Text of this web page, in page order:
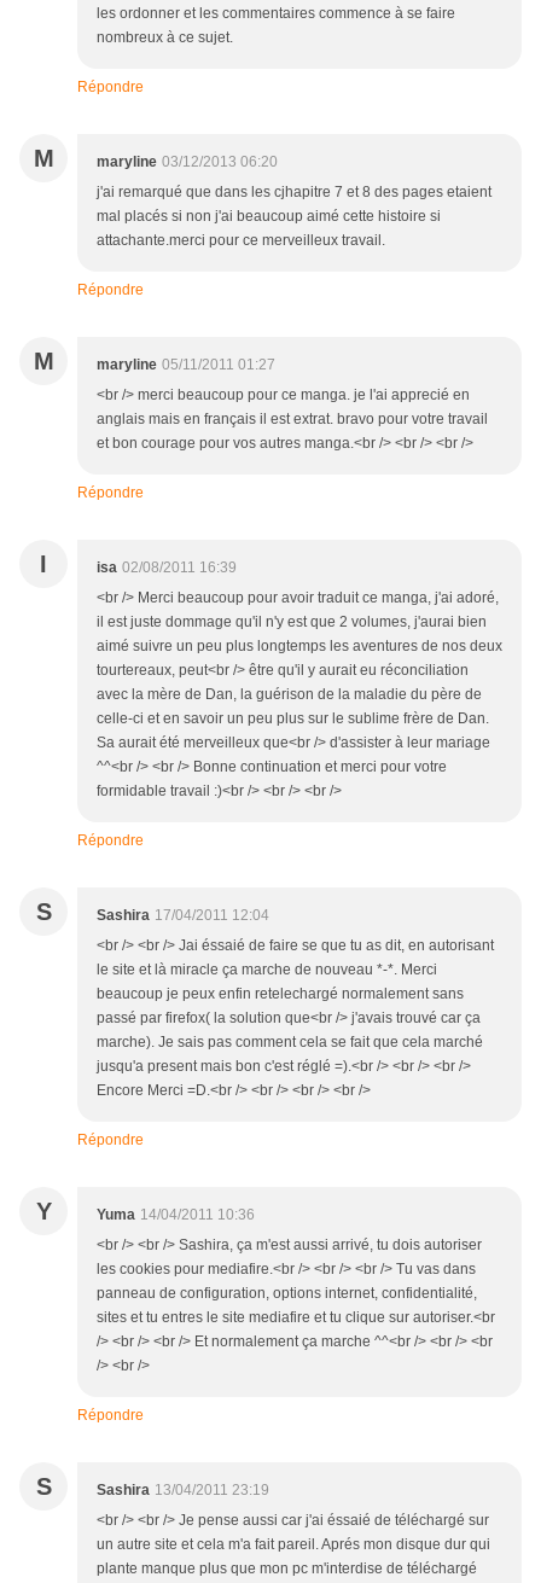
les ordonner et les commentaires commence à se faire
nombreux à ce sujet.
Répondre
M maryline 03/12/2013 06:20
j'ai remarqué que dans les cjhapitre 7 et 8 des pages etaient
mal placés si non j'ai beaucoup aimé cette histoire si
attachante.merci pour ce merveilleux travail.
Répondre
M maryline 05/11/2011 01:27
<br /> merci beaucoup pour ce manga. je l'ai apprecié en
anglais mais en français il est extrat. bravo pour votre travail
et bon courage pour vos autres manga.<br /> <br /> <br />
Répondre
I isa 02/08/2011 16:39
<br /> Merci beaucoup pour avoir traduit ce manga, j'ai adoré,
il est juste dommage qu'il n'y est que 2 volumes, j'aurai bien
aimé suivre un peu plus longtemps les aventures de nos deux
tourtereaux, peut<br /> être qu'il y aurait eu réconciliation
avec la mère de Dan, la guérison de la maladie du père de
celle-ci et en savoir un peu plus sur le sublime frère de Dan.
Sa aurait été merveilleux que<br /> d'assister à leur mariage
^^<br /> <br /> Bonne continuation et merci pour votre
formidable travail :)<br /> <br /> <br />
Répondre
S Sashira 17/04/2011 12:04
<br /> <br /> Jai éssaié de faire se que tu as dit, en autorisant
le site et là miracle ça marche de nouveau *-*. Merci
beaucoup je peux enfin retelechargé normalement sans
passé par firefox( la solution que<br /> j'avais trouvé car ça
marche). Je sais pas comment cela se fait que cela marché
jusqu'a present mais bon c'est réglé =).<br /> <br /> <br />
Encore Merci =D.<br /> <br /> <br /> <br />
Répondre
Y Yuma 14/04/2011 10:36
<br /> <br /> Sashira, ça m'est aussi arrivé, tu dois autoriser
les cookies pour mediafire.<br /> <br /> <br /> Tu vas dans
panneau de configuration, options internet, confidentialité,
sites et tu entres le site mediafire et tu clique sur autoriser.<br
/> <br /> <br /> Et normalement ça marche ^^<br /> <br /> <br
/> <br />
Répondre
S Sashira 13/04/2011 23:19
<br /> <br /> Je pense aussi car j'ai éssaié de téléchargé sur
un autre site et cela m'a fait pareil. Aprés mon disque dur qui
plante manque plus que mon pc m'interdise de téléchargé